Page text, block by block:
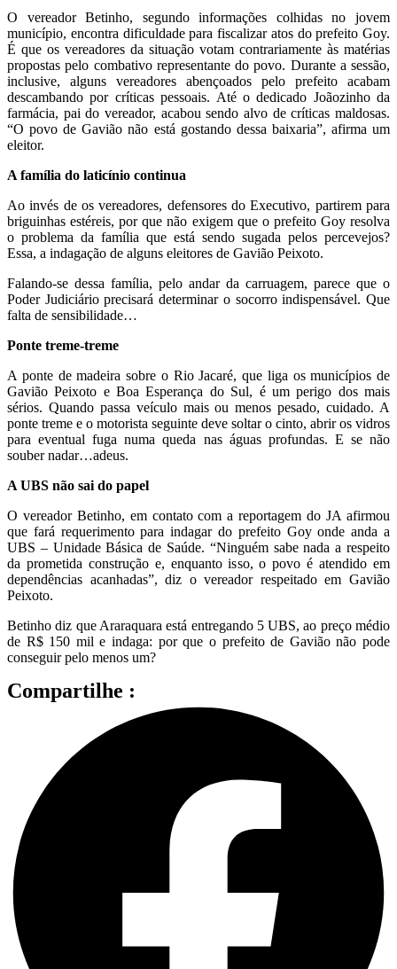
O vereador Betinho, segundo informações colhidas no jovem
município, encontra dificuldade para fiscalizar atos do prefeito Goy.
É que os vereadores da situação votam contrariamente às matérias
propostas pelo combativo representante do povo. Durante a sessão,
inclusive, alguns vereadores abençoados pelo prefeito acabam
descambando por críticas pessoais. Até o dedicado Joãozinho da
farmácia, pai do vereador, acabou sendo alvo de críticas maldosas.
“O povo de Gavião não está gostando dessa baixaria”, afirma um
eleitor.
A família do laticínio continua
Ao invés de os vereadores, defensores do Executivo, partirem para
briguinhas estéreis, por que não exigem que o prefeito Goy resolva
o problema da família que está sendo sugada pelos percevejos?
Essa, a indagação de alguns eleitores de Gavião Peixoto.
Falando-se dessa família, pelo andar da carruagem, parece que o
Poder Judiciário precisará determinar o socorro indispensável. Que
falta de sensibilidade…
Ponte treme-treme
A ponte de madeira sobre o Rio Jacaré, que liga os municípios de
Gavião Peixoto e Boa Esperança do Sul, é um perigo dos mais
sérios. Quando passa veículo mais ou menos pesado, cuidado. A
ponte treme e o motorista seguinte deve soltar o cinto, abrir os vidros
para eventual fuga numa queda nas águas profundas. E se não
souber nadar…adeus.
A UBS não sai do papel
O vereador Betinho, em contato com a reportagem do JA afirmou
que fará requerimento para indagar do prefeito Goy onde anda a
UBS – Unidade Básica de Saúde. “Ninguém sabe nada a respeito
da prometida construção e, enquanto isso, o povo é atendido em
dependências acanhadas”, diz o vereador respeitado em Gavião
Peixoto.
Betinho diz que Araraquara está entregando 5 UBS, ao preço médio
de R$ 150 mil e indaga: por que o prefeito de Gavião não pode
conseguir pelo menos um?
Compartilhe :